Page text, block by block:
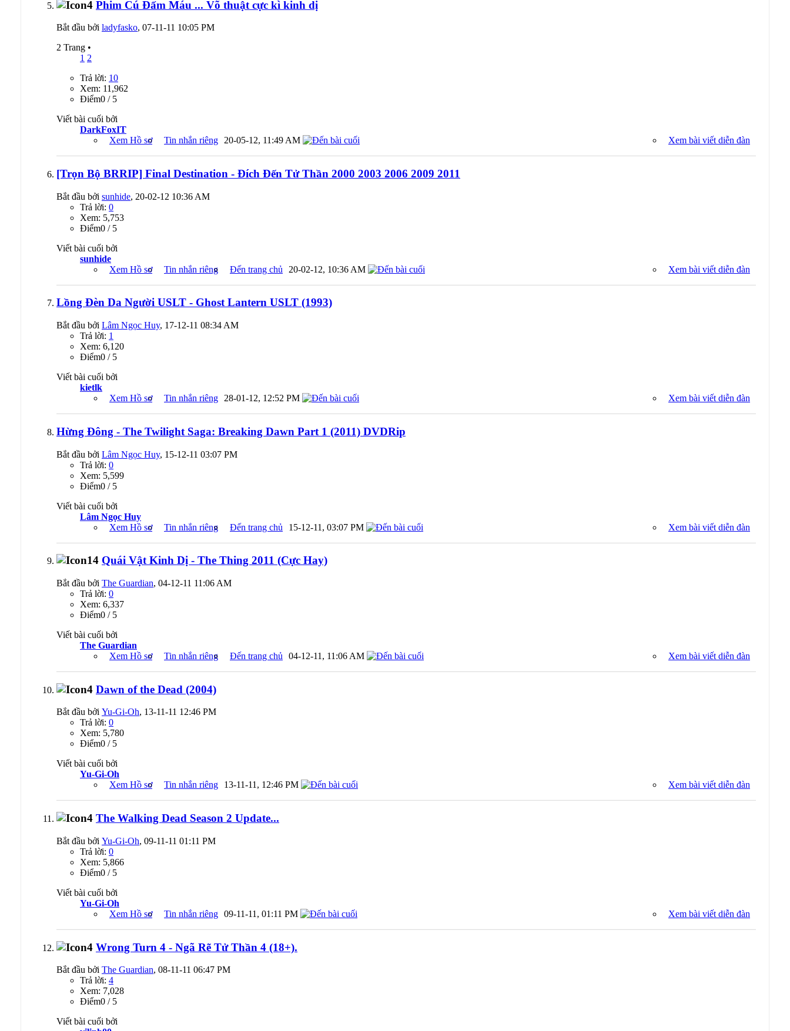
Phim Cú Đấm Máu ... Võ thuật cực kì kinh dị
Bắt đầu bởi ladyfasko, 07-11-11 10:05 PM
2 Trang •
1 2
Trả lời: 10
Xem: 11,962
Ðiểm0 / 5
Viết bài cuối bởi
DarkFoxIT
Xem Hồ sơ
Xem bài viết diễn đàn
Tin nhắn riêng 20-05-12, 11:49 AM
[Trọn Bộ BRRIP] Final Destination - Đích Đến Tử Thần 2000 2003 2006 2009 2011
Bắt đầu bởi sunhide, 20-02-12 10:36 AM
Trả lời: 0
Xem: 5,753
Ðiểm0 / 5
Viết bài cuối bởi
sunhide
Xem Hồ sơ
Xem bài viết diễn đàn
Tin nhắn riêng Đến trang chủ 20-02-12, 10:36 AM
Lồng Đèn Da Người USLT - Ghost Lantern USLT (1993)
Bắt đầu bởi Lâm Ngọc Huy, 17-12-11 08:34 AM
Trả lời: 1
Xem: 6,120
Ðiểm0 / 5
Viết bài cuối bởi
kietlk
Xem Hồ sơ
Xem bài viết diễn đàn
Tin nhắn riêng 28-01-12, 12:52 PM
Hừng Đông - The Twilight Saga: Breaking Dawn Part 1 (2011) DVDRip
Bắt đầu bởi Lâm Ngọc Huy, 15-12-11 03:07 PM
Trả lời: 0
Xem: 5,599
Ðiểm0 / 5
Viết bài cuối bởi
Lâm Ngọc Huy
Xem Hồ sơ
Xem bài viết diễn đàn
Tin nhắn riêng Đến trang chủ 15-12-11, 03:07 PM
Quái Vật Kinh Dị - The Thing 2011 (Cực Hay)
Bắt đầu bởi The Guardian, 04-12-11 11:06 AM
Trả lời: 0
Xem: 6,337
Ðiểm0 / 5
Viết bài cuối bởi
The Guardian
Xem Hồ sơ
Xem bài viết diễn đàn
Tin nhắn riêng Đến trang chủ 04-12-11, 11:06 AM
Dawn of the Dead (2004)
Bắt đầu bởi Yu-Gi-Oh, 13-11-11 12:46 PM
Trả lời: 0
Xem: 5,780
Ðiểm0 / 5
Viết bài cuối bởi
Yu-Gi-Oh
Xem Hồ sơ
Xem bài viết diễn đàn
Tin nhắn riêng 13-11-11, 12:46 PM
The Walking Dead Season 2 Update...
Bắt đầu bởi Yu-Gi-Oh, 09-11-11 01:11 PM
Trả lời: 0
Xem: 5,866
Ðiểm0 / 5
Viết bài cuối bởi
Yu-Gi-Oh
Xem Hồ sơ
Xem bài viết diễn đàn
Tin nhắn riêng 09-11-11, 01:11 PM
Wrong Turn 4 - Ngã Rẽ Tử Thần 4 (18+).
Bắt đầu bởi The Guardian, 08-11-11 06:47 PM
Trả lời: 4
Xem: 7,028
Ðiểm0 / 5
Viết bài cuối bởi